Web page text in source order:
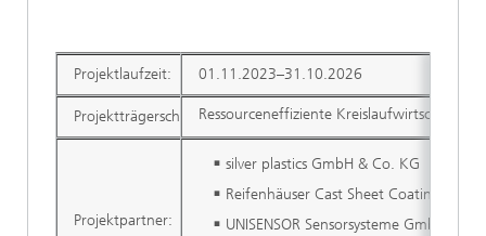
01.11.2023–31.10.2026
Ressourceneffiziente Kreislaufwirtschaft –
silver plastics GmbH & Co. KG
Reifenhäuser Cast Sheet Coating
UNISENSOR Sensorsysteme GmbH
Projektlaufzeit:
Projektträgerschaft / Finanzierung:
Projektpartner: